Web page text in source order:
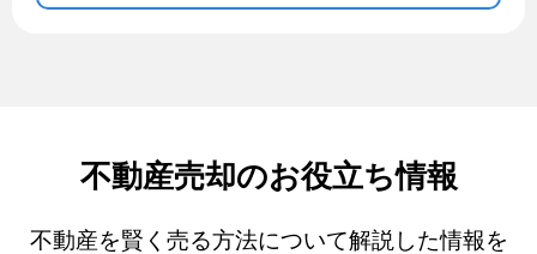
不動産売却のお役立ち情報
不動産を賢く売る方法について解説した情報を